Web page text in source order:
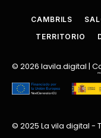
CAMBRILS
TERRITORIO
© 2026 lavila.digital |
© 2025 La vila digital -